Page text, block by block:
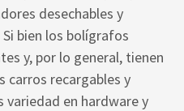
desechables y
bien los bolígrafos
y, por lo general, tienen
carros recargables y
variedad en hardware y